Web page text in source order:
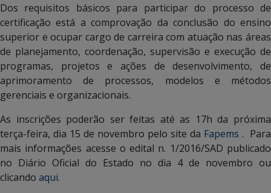
Dos requisitos básicos para participar do processo de
certificação está a comprovação da conclusão do ensino
superior e ocupar cargo de carreira com atuação nas áreas
de planejamento, coordenação, supervisão e execução de
programas, projetos e ações de desenvolvimento, de
aprimoramento de processos, modelos e métodos
gerenciais e organizacionais.
As inscrições poderão ser feitas até as 17h da próxima
terça-feira, dia 15 de novembro pelo site da Fapems . Para
mais informações acesse o edital n. 1/2016/SAD publicado
no Diário Oficial do Estado no dia 4 de novembro ou
clicando aqui.